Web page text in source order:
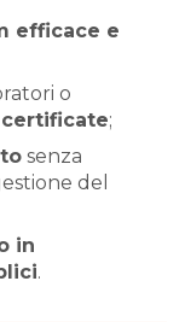
efficace e
o
;
senza
del
in
.